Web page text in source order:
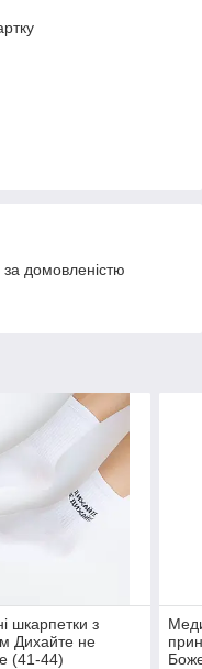
домовленістю
шкарпетки з
Дихайте не
(41-44)